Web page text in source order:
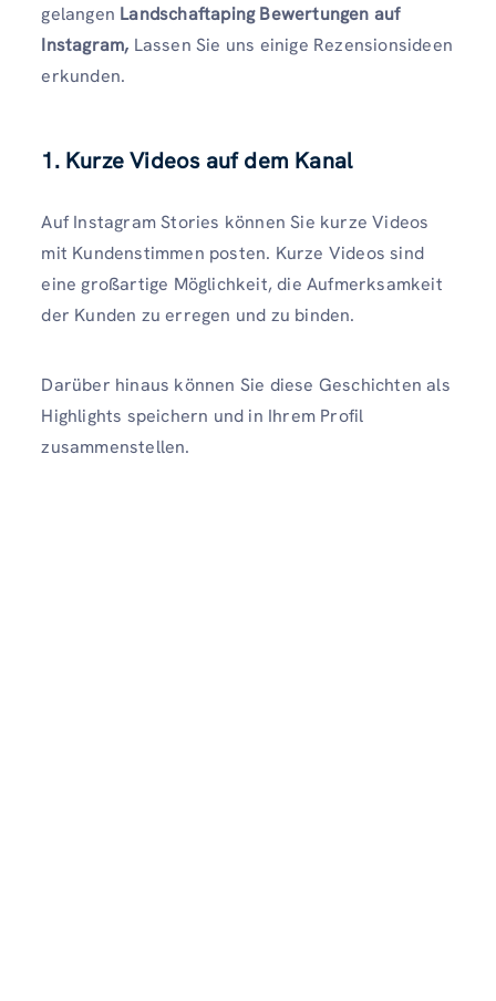
gelangen Landschaftaping Bewertungen auf
Instagram, Lassen Sie uns einige Rezensionsideen
erkunden.
1. Kurze Videos auf dem Kanal
Auf Instagram Stories können Sie kurze Videos
mit Kundenstimmen posten. Kurze Videos sind
eine großartige Möglichkeit, die Aufmerksamkeit
der Kunden zu erregen und zu binden.
Darüber hinaus können Sie diese Geschichten als
Highlights speichern und in Ihrem Profil
zusammenstellen.